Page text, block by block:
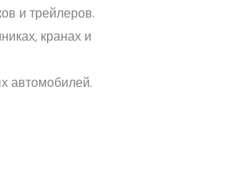
и трейлеров.
кранах и
автомобилей.